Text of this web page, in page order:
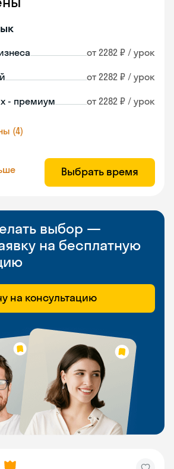
от 2282 ₽ / урок
от 2282 ₽ / урок
- премиум от 2282 ₽ / урок
(4)
Выбрать время
выбор —
на бесплатную
на консультацию